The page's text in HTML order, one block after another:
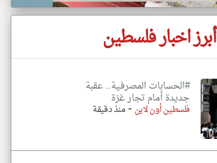
أبرز اخبار فلسطين
#الحسابات المصرفية.. عقبة
جديدة أمام تجار غزة
فلسطين أون لاين -منذ دقيقة